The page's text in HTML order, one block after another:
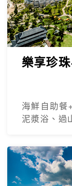
樂享珍
海鮮自助餐
泥漿浴、過